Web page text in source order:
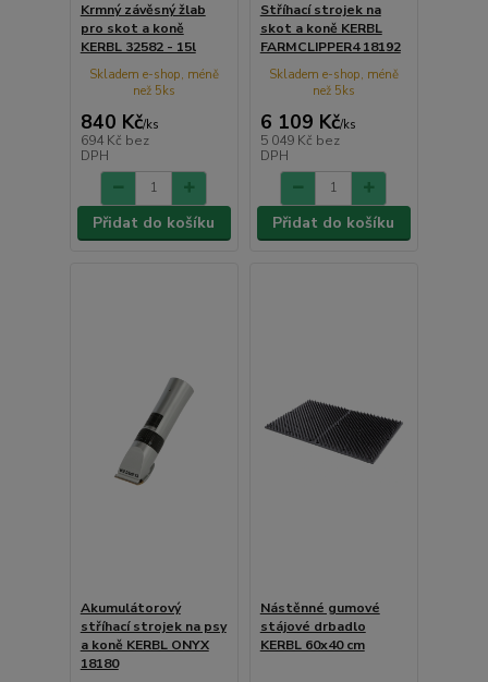
Krmný závěsný žlab
pro skot a koně
KERBL 32582 - 15l
840 Kč/ks
694 Kč bez
DPH
Skladem e-shop, méně
než 5ks
Přidat do košíku
Stříhací strojek na
skot a koně KERBL
FARMCLIPPER4 18192
6 109 Kč/ks
5 049 Kč bez
DPH
Skladem e-shop, méně
než 5ks
Přidat do košíku
Akumulátorový
stříhací strojek na psy
a koně KERBL ONYX
18180
Nástěnné gumové
stájové drbadlo
KERBL 60x40 cm